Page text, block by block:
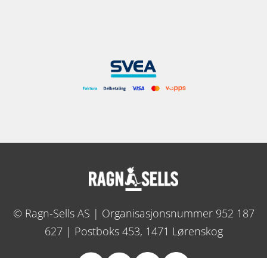
© Ragn-Sells AS | Organisasjonsnummer 952 187
627 | Postboks 453, 1471 Lørenskog